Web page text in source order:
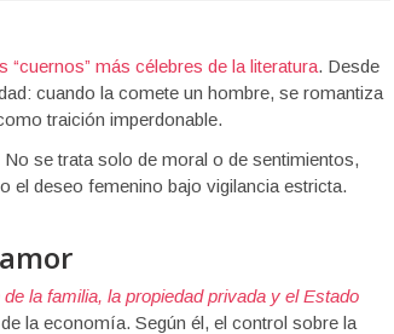
“cuernos” más célebres de la literatura. Desde
cuando la comete un hombre, se romantiza
traición imperdonable.
se trata solo de moral o de sentimientos,
el deseo femenino bajo vigilancia estricta.
de la familia, la propiedad privada y el Estado
la economía. Según él, el control sobre la